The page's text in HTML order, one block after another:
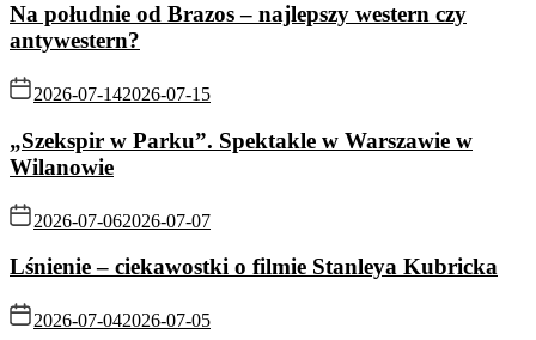
Na południe od Brazos – najlepszy western czy
antywestern?
2026-07-142026-07-15
„Szekspir w Parku”. Spektakle w Warszawie w
Wilanowie
2026-07-062026-07-07
Lśnienie – ciekawostki o filmie Stanleya Kubricka
2026-07-042026-07-05